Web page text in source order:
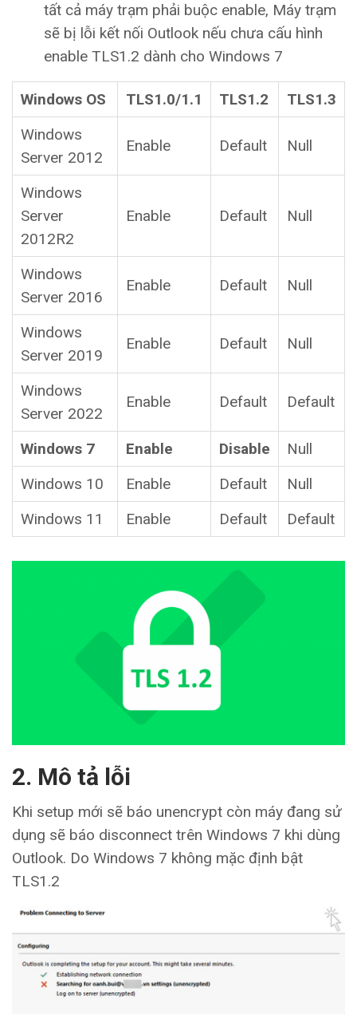
tất cả máy trạm phải buộc enable, Máy trạm
sẽ bị lỗi kết nối Outlook nếu chưa cấu hình
enable TLS1.2 dành cho Windows 7
Windows OS TLS1.0/1.1 TLS1.2
TLS1.3
Windows
Server 2012
Enable Default Null
Windows
Server
2012R2
Enable Default Null
Windows
Server 2016
Enable Default Null
Windows
Server 2019
Enable Default Null
Windows
Server 2022
Enable Default Default
Windows 7 Enable Disable
Null
Windows 10
Enable Default
Null
Windows 11
Enable Default Default
2. Mô tả lỗi
Khi setup mới sẽ báo unencrypt còn máy đang sử
dụng sẽ báo disconnect trên Windows 7 khi dùng
Outlook. Do Windows 7 không mặc định bật
TLS1.2